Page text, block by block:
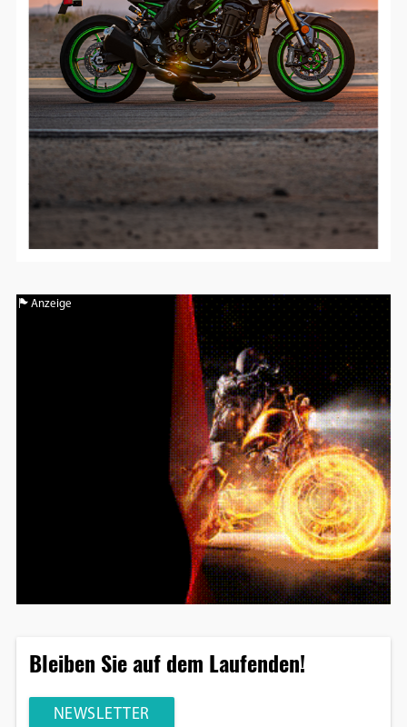
Anzeige
Bleiben Sie auf dem Laufenden!
NEWSLETTER